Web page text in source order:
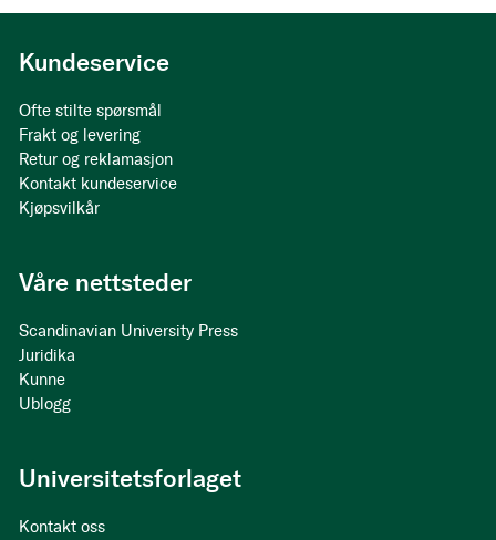
Kundeservice
Ofte stilte spørsmål
Frakt og levering
Retur og reklamasjon
Kontakt kundeservice
Kjøpsvilkår
Våre nettsteder
Scandinavian University Press
Juridika
Kunne
Ublogg
Universitetsforlaget
Kontakt oss